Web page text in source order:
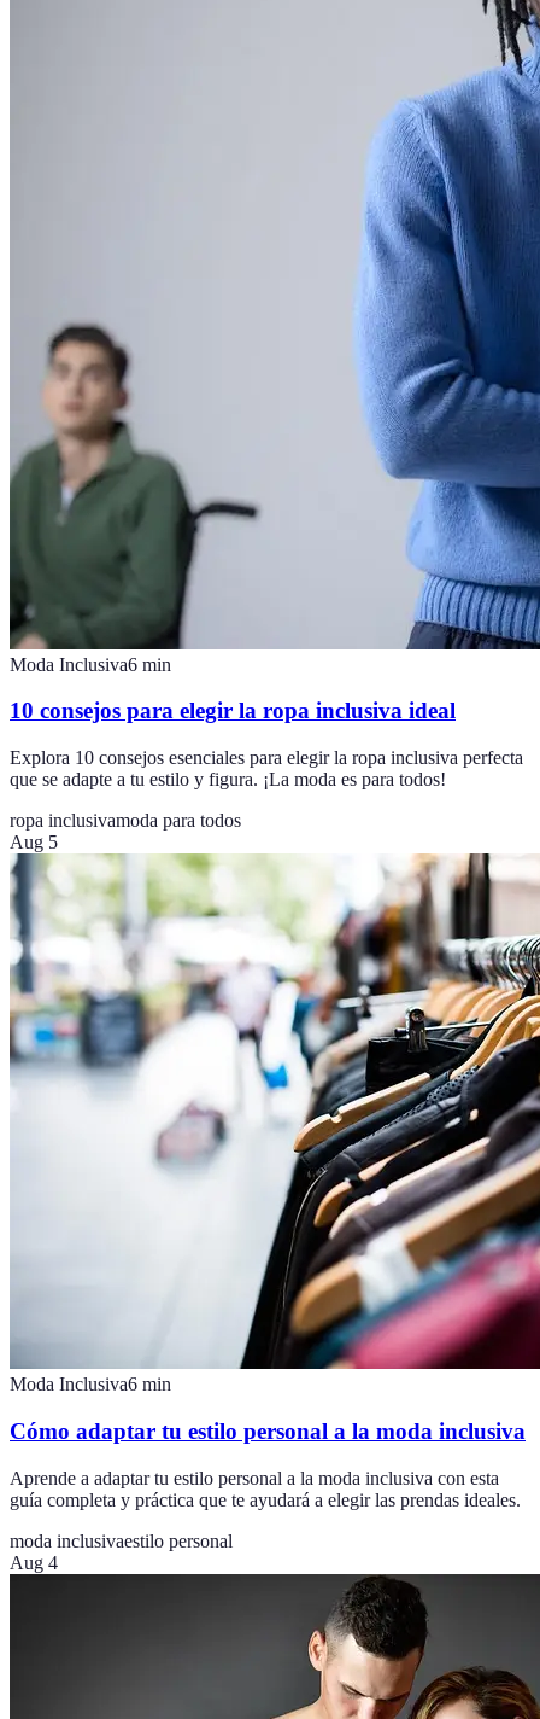
Moda Inclusiva6 min
10 consejos para elegir la ropa inclusiva ideal
Explora 10 consejos esenciales para elegir la ropa inclusiva perfecta
que se adapte a tu estilo y figura. ¡La moda es para todos!
ropa inclusivamoda para todos
Aug 5
Moda Inclusiva6 min
Cómo adaptar tu estilo personal a la moda inclusiva
Aprende a adaptar tu estilo personal a la moda inclusiva con esta
guía completa y práctica que te ayudará a elegir las prendas ideales.
moda inclusivaestilo personal
Aug 4